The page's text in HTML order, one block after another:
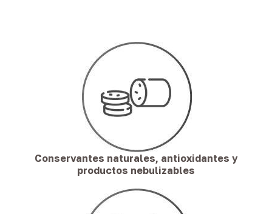
Conservantes naturales, antioxidantes y
productos nebulizables